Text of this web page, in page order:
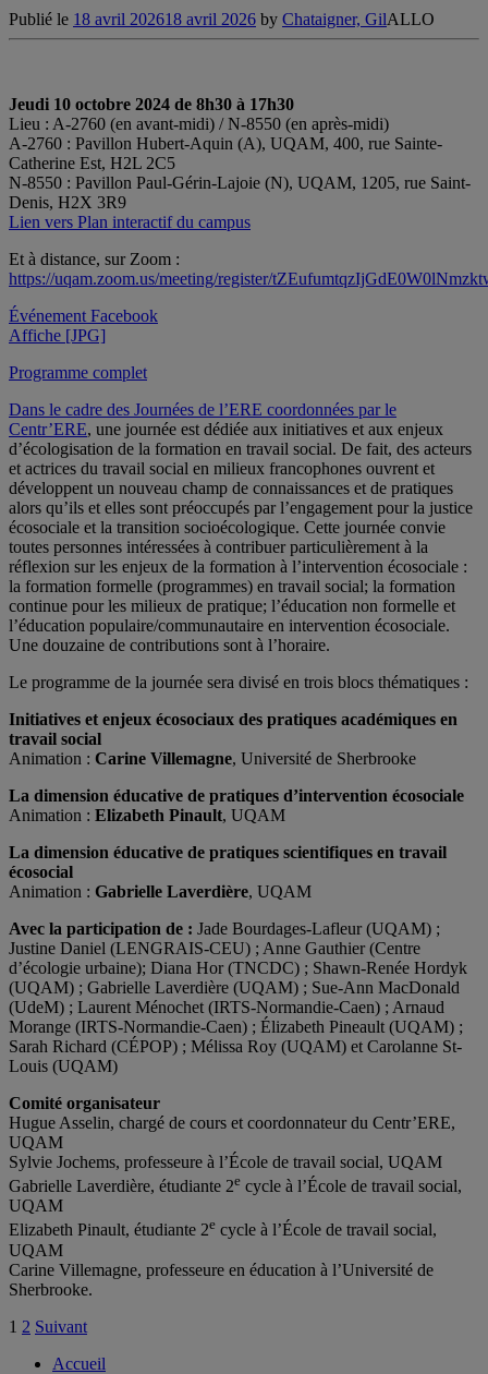
Publié le 18 avril 202618 avril 2026 by Chataigner, GilALLO
Jeudi 10 octobre 2024 de 8h30 à 17h30
Lieu : A-2760 (en avant-midi) / N-8550 (en après-midi)
A-2760 : Pavillon Hubert-Aquin (A), UQAM, 400, rue Sainte-
Catherine Est, H2L 2C5
N-8550 : Pavillon Paul-Gérin-Lajoie (N), UQAM, 1205, rue Saint-
Denis, H2X 3R9
Lien vers Plan interactif du campus
Et à distance, sur Zoom :
https://uqam.zoom.us/meeting/register/
Événement Facebook
Affiche [JPG]
Programme complet
Dans le cadre des Journées de l’ERE coordonnées par le
Centr’ERE, une journée est dédiée aux initiatives et aux enjeux
d’écologisation de la formation en travail social. De fait, des acteurs
et actrices du travail social en milieux francophones ouvrent et
développent un nouveau champ de connaissances et de pratiques
alors qu’ils et elles sont préoccupés par l’engagement pour la justice
écosociale et la transition socioécologique. Cette journée convie
toutes personnes intéressées à contribuer particulièrement à la
réflexion sur les enjeux de la formation à l’intervention écosociale :
la formation formelle (programmes) en travail social; la formation
continue pour les milieux de pratique; l’éducation non formelle et
l’éducation populaire/communautaire en intervention écosociale.
Une douzaine de contributions sont à l’horaire.
Le programme de la journée sera divisé en trois blocs thématiques :
Initiatives et enjeux écosociaux des pratiques académiques en
travail social
Animation : Carine Villemagne, Université de Sherbrooke
La dimension éducative de pratiques d’intervention écosociale
Animation : Elizabeth Pinault, UQAM
La dimension éducative de pratiques scientifiques en travail
écosocial
Animation : Gabrielle Laverdière, UQAM
Avec la participation de : Jade Bourdages-Lafleur (UQAM) ;
Justine Daniel (LENGRAIS-CEU) ; Anne Gauthier (Centre
d’écologie urbaine); Diana Hor (TNCDC) ; Shawn-Renée Hordyk
(UQAM) ; Gabrielle Laverdière (UQAM) ; Sue-Ann MacDonald
(UdeM) ; Laurent Ménochet (IRTS-Normandie-Caen) ; Arnaud
Morange (IRTS-Normandie-Caen) ; Élizabeth Pineault (UQAM) ;
Sarah Richard (CÉPOP) ; Mélissa Roy (UQAM) et Carolanne St-
Louis (UQAM)
Comité organisateur
Hugue Asselin, chargé de cours et coordonnateur du Centr’ERE,
UQAM
Sylvie Jochems, professeure à l’École de travail social, UQAM
Gabrielle Laverdière, étudiante 2e cycle à l’École de travail social,
UQAM
Elizabeth Pinault, étudiante 2e cycle à l’École de travail social,
UQAM
Carine Villemagne, professeure en éducation à l’Université de
Sherbrooke.
Pagination
des
1 2 Suivant
Accueil